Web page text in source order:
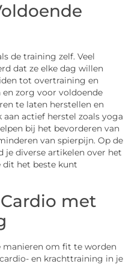
de training zelf. Veel
dat ze elke dag willen
tot overtraining en
en zorg voor voldoende
te laten herstellen en
actief herstel zoals yoga
bij het bevorderen van
van spierpijn. Op de
je diverse artikelen over het
dit het beste kunt
met
manieren om fit te worden
en krachttraining in je